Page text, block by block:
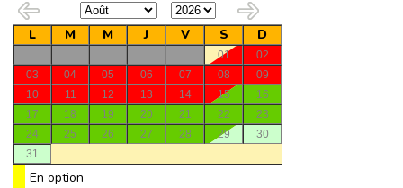
L M M J V S D
01
02
03
04 05 06 07 08
09
10
11 12 13 14 15
16
17
18 19 20 21 22
23
24
25 26 27 28 29
30
31
En option